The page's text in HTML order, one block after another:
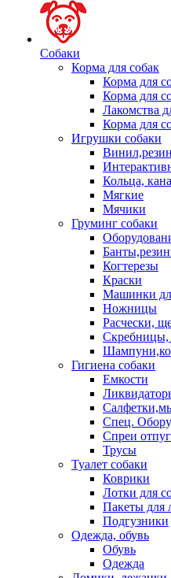
Собаки
Корма для собак
Корма для
Корма для
Лакомства
Корма для
Игрушки собаки
Кольца,
Мягкие
Мячики
Груминг собаки
Когтерезы
Краски
Машинки
Ножницы
Расчески,
Скребницы,
Гигиена собаки
Емкости
Спец.
Спреи
Трусы
Туалет собаки
Коврики
Лотки для
Пакеты для
Подгузники
Одежда, обувь
Обувь
Одежда